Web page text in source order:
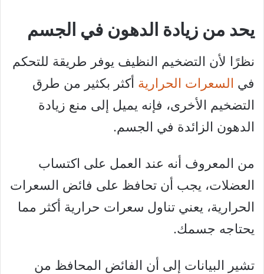
يحد من زيادة الدهون في الجسم
نظرًا لأن التضخيم النظيف يوفر طريقة للتحكم
في السعرات الحرارية أكثر بكثير من طرق
التضخيم الأخرى، فإنه يميل إلى منع زيادة
الدهون الزائدة في الجسم.
من المعروف أنه عند العمل على اكتساب
العضلات، يجب أن تحافظ على فائض السعرات
الحرارية، يعني تناول سعرات حرارية أكثر مما
يحتاجه جسمك.
تشير البيانات إلى أن الفائض المحافظ من